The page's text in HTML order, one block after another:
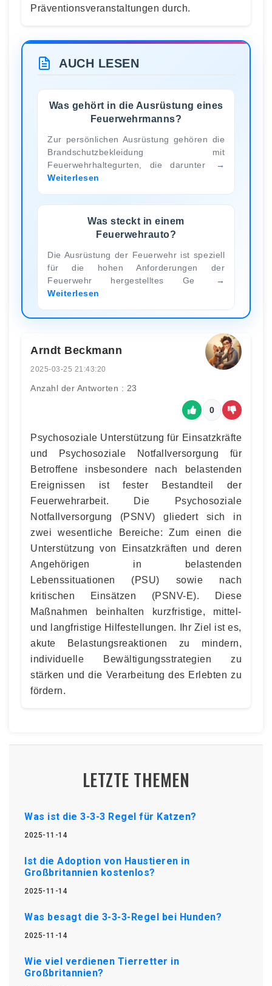
Präventionsveranstaltungen durch.
AUCH LESEN
Was gehört in die Ausrüstung eines
Feuerwehrmanns?
Zur persönlichen Ausrüstung gehören die
Brandschutzbekleidung mit
Feuerwehrhaltegurten, die darunter
Weiterlesen
Was steckt in einem
Feuerwehrauto?
Die Ausrüstung der Feuerwehr ist speziell
für die hohen Anforderungen der
Feuerwehr hergestelltes Ge
Weiterlesen
Arndt Beckmann
2025-03-25 21:43:20
Anzahl der Antworten : 23
0
Psychosoziale Unterstützung für Einsatzkräfte
und Psychosoziale Notfallversorgung für
Betroffene insbesondere nach belastenden
Ereignissen ist fester Bestandteil der
Feuerwehrarbeit. Die Psychosoziale
Notfallversorgung (PSNV) gliedert sich in
zwei wesentliche Bereiche: Zum einen die
Unterstützung von Einsatzkräften und deren
Angehörigen in belastenden
Lebenssituationen (PSU) sowie nach
kritischen Einsätzen (PSNV-E). Diese
Maßnahmen beinhalten kurzfristige, mittel-
und langfristige Hilfestellungen. Ihr Ziel ist es,
akute Belastungsreaktionen zu mindern,
individuelle Bewältigungsstrategien zu
stärken und die Verarbeitung des Erlebten zu
fördern.
LETZTE THEMEN
Was ist die 3-3-3 Regel für Katzen?
2025-11-14
Ist die Adoption von Haustieren in
Großbritannien kostenlos?
2025-11-14
Was besagt die 3-3-3-Regel bei Hunden?
2025-11-14
Wie viel verdienen Tierretter in
Großbritannien?